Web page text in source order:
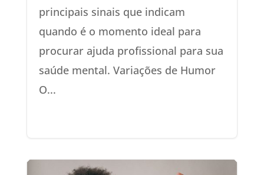
principais sinais que indicam
quando é o momento ideal para
procurar ajuda profissional para sua
saúde mental. Variações de Humor
O...